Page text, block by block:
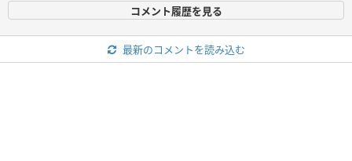
コメント履歴を見る
最新のコメントを読み込む